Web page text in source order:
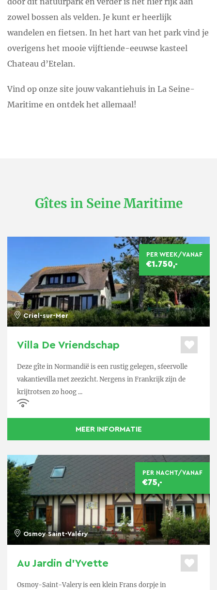
zowel bossen als velden. Je kunt er heerlijk
wandelen en fietsen. In het hart van het park vind je
overigens het mooie vijftiende-eeuwse kasteel
Chateau d’Etelan.
Vind op onze site jouw vakantiehuis in La Seine-
Maritime en ontdek het allemaal!
Gîtes in Seine Maritime
PER WEEK/VANAF
€1.750,-
Criel-sur-Mer
Villa De Vriendschap
Deze gîte in Normandië is een rustig gelegen, sfeervolle
vakantievilla met zeezicht. Nergens in Frankrijk zijn de
krijtrotsen zo hoog ...
MEER INFORMATIE
PER NACHT/VANAF
€75,-
Osmoy Saint-Valéry
Au Jardin d’Yvette
Osmoy-Saint-Valery is een klein Frans dorpje in